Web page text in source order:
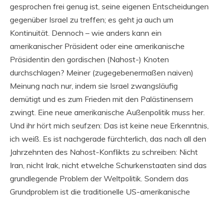
gesprochen frei genug ist, seine eigenen Entscheidungen
gegenüber Israel zu treffen; es geht ja auch um
Kontinuität. Dennoch – wie anders kann ein
amerikanischer Präsident oder eine amerikanische
Präsidentin den gordischen (Nahost-) Knoten
durchschlagen? Meiner (zugegebenermaßen naiven)
Meinung nach nur, indem sie Israel zwangsläufig
demütigt und es zum Frieden mit den Palästinensern
zwingt. Eine neue amerikanische Außenpolitik muss her.
Und ihr hört mich seufzen: Das ist keine neue Erkenntnis,
ich weiß. Es ist nachgerade fürchterlich, das nach all den
Jahrzehnten des Nahost-Konflikts zu schreiben: Nicht
Iran, nicht Irak, nicht etwelche Schurkenstaaten sind das
grundlegende Problem der Weltpolitik. Sondern das
Grundproblem ist die traditionelle US-amerikanische